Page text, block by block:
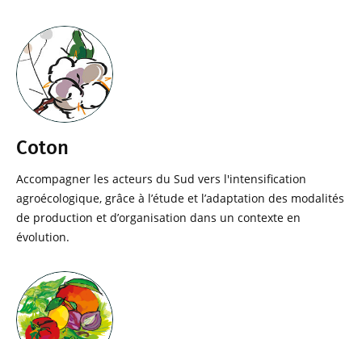
Coton
Accompagner les acteurs du Sud vers l'intensification
agroécologique, grâce à l’étude et l’adaptation des modalités
de production et d’organisation dans un contexte en
évolution.